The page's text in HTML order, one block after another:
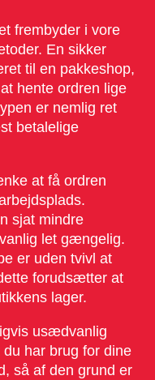
frembyder i vore
En sikker
til en pakkeshop,
hente ordren lige
er nemlig ret
betalelige
at få ordren
sjat mindre
let gængelig.
er uden tvivl at
forudsætter at
lager.
usædvanlig
har brug for dine
så af den grund er